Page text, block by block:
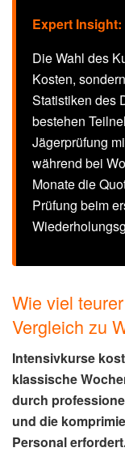
Expert Insight:
Die Wahl des
Kosten,
Statistiken des
bestehen
Jägerprüfung
während bei
Monate die
Prüfung beim
Wie viel
Vergleich zu
Intensivkurse
klassische
durch
und die
Personal